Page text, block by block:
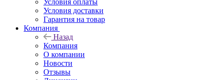
Условия оплаты
Условия доставки
Гарантия на товар
Компания
Назад
Компания
О компании
Новости
Отзывы